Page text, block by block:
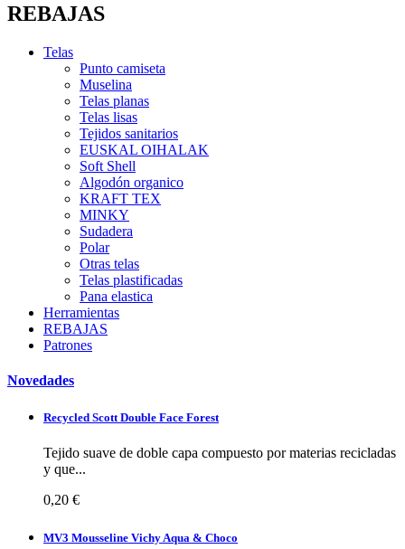
REBAJAS
Telas
Punto camiseta
Muselina
Telas planas
Telas lisas
Tejidos sanitarios
EUSKAL OIHALAK
Soft Shell
Algodón organico
KRAFT TEX
MINKY
Sudadera
Polar
Otras telas
Telas plastificadas
Pana elastica
Herramientas
REBAJAS
Patrones
Novedades
Recycled Scott Double Face Forest
Tejido suave de doble capa compuesto por materias recicladas
y que...
0,20 €
MV3 Mousseline Vichy Aqua & Choco